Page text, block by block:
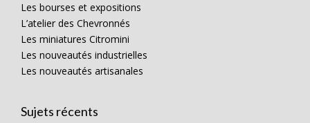
Les bourses et expositions
L’atelier des Chevronnés
Les miniatures Citromini
Les nouveautés industrielles
Les nouveautés artisanales
Sujets récents